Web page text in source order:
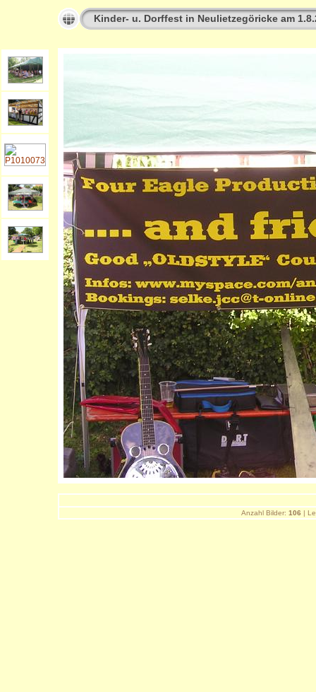
Kinder- u. Dorffest in Neulietzegöricke am
Anzahl Bilder: 106 |